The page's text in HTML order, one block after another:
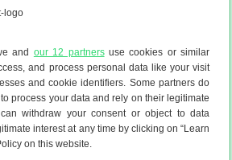
and our 12 partnersuse cookies or similar
and process personal data like your visit
and cookie identifiers. Some partners do
process your data and rely on their legitimate
withdraw your consent or object to data
interest at any time by clicking on “Learn
on this website.
aanbieding
7d